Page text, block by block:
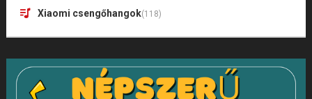
Xiaomi csengőhangok(118)